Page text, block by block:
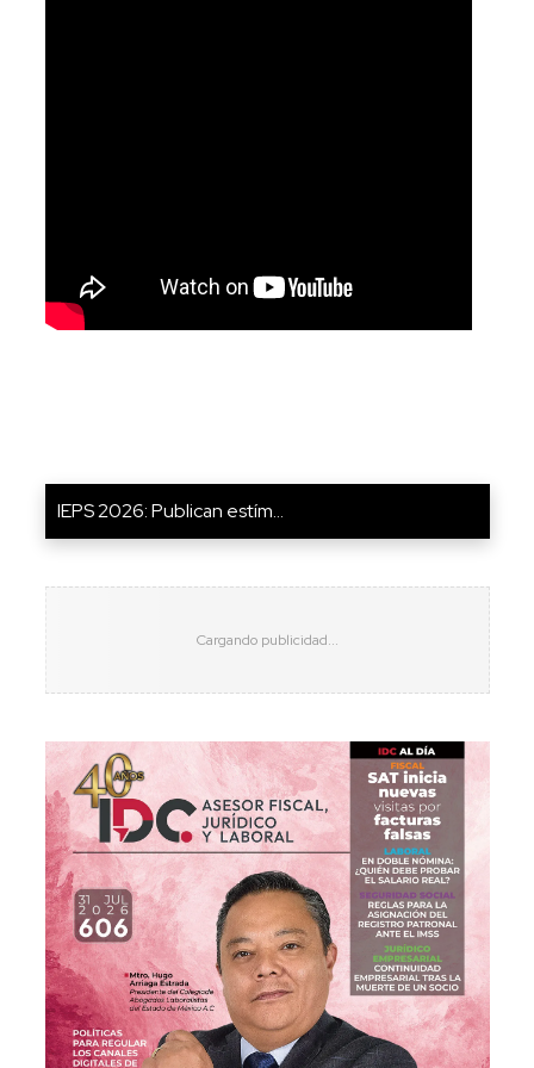
IEPS 2026: Publican estím...